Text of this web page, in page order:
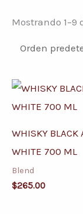
Mostrando 1–9
WHISKY BLACK
WHITE 700 ML
Blend
$265.00